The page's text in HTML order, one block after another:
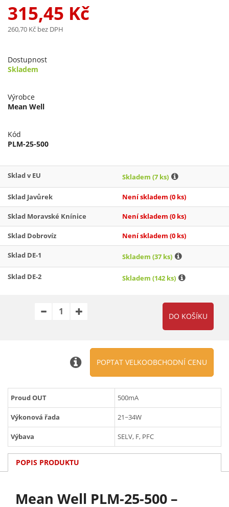
315,45 Kč
260,70 Kč bez DPH
Dostupnost
Skladem
Výrobce
Mean Well
Kód
PLM-25-500
Sklad v EU Skladem (7 ks)
Sklad Javůrek Není skladem (0 ks)
Sklad Moravské Knínice Není skladem (0 ks)
Sklad Dobrovíz Není skladem (0 ks)
Sklad DE-1 Skladem (37 ks)
Sklad DE-2 Skladem (142 ks)
POPTAT VELKOOBCHODNÍ CENU
Proud OUT 500mA
Výkonová řada 21~34W
Výbava SELV, F, PFC
POPIS PRODUKTU
Mean Well PLM-25-500 –